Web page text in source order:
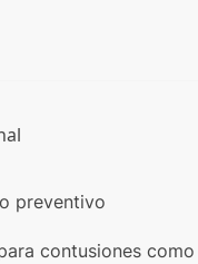
preventivo
contusiones